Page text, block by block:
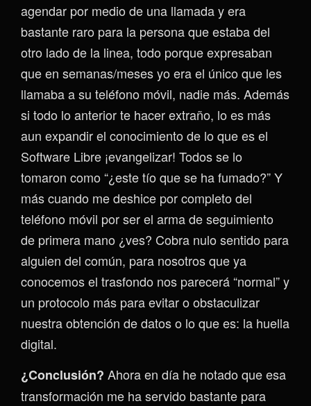
agendar por medio de una llamada y era
bastante raro para la persona que estaba del
otro lado de la linea, todo porque expresaban
que en semanas/meses yo era el único que les
llamaba a su teléfono móvil, nadie más. Además
si todo lo anterior te hacer extraño, lo es más
aun expandir el conocimiento de lo que es el
Software Libre ¡evangelizar! Todos se lo
tomaron como “¿este tío que se ha fumado?” Y
más cuando me deshice por completo del
teléfono móvil por ser el arma de seguimiento
de primera mano ¿ves? Cobra nulo sentido para
alguien del común, para nosotros que ya
conocemos el trasfondo nos parecerá “normal” y
un protocolo más para evitar o obstaculizar
nuestra obtención de datos o lo que es: la huella
digital.
¿Conclusión? Ahora en día he notado que esa
transformación me ha servido bastante para